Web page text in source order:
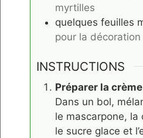
myrtilles
quelques feuilles
pour la
INSTRUCTIONS
Préparer la
Dans un bol,
le mascarpone, la
le sucre glace et